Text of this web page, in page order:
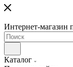
Интернет-магазин
Каталог